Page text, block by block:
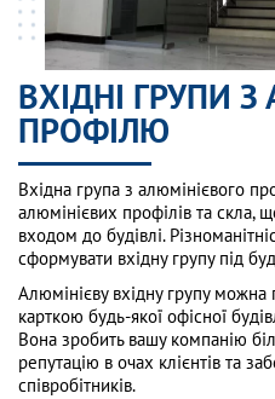
ВХІДНІ ГРУПИ
ПРОФІЛЮ
Вхідна група з алюмінієвого
алюмінієвих профілів та скла,
входом до будівлі.
сформувати вхідну групу під
Алюмінієву вхідну групу можна
карткою будь-якої офісної
Вона зробить вашу компанію
репутацію в очах клієнтів та
співробітників.